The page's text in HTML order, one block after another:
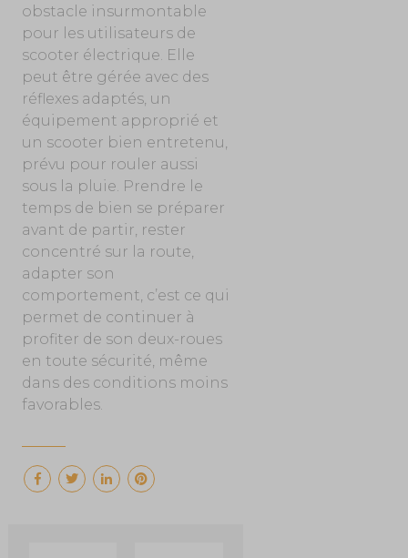
obstacle insurmontable
pour les utilisateurs de
scooter électrique. Elle
peut être gérée avec des
réflexes adaptés, un
équipement approprié et
un scooter bien entretenu,
prévu pour rouler aussi
sous la pluie. Prendre le
temps de bien se préparer
avant de partir, rester
concentré sur la route,
adapter son
comportement, c’est ce qui
permet de continuer à
profiter de son deux-roues
en toute sécurité, même
dans des conditions moins
favorables.